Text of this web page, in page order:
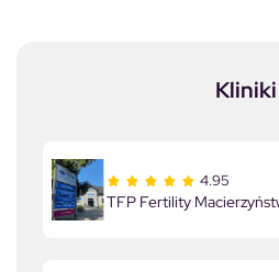
Kliniki
4.95
TFP Fertility